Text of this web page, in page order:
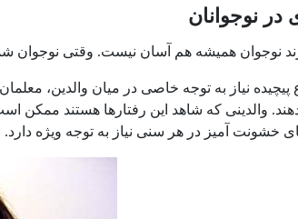
نوجوانان
نوجوان همیشه هم آسان نیست. وقتی نوجوان
پیچیده نیاز به توجه خاصی در میان والدین،
والدینی که شاهد این رفتارها هستند ممکن
خشونت آمیز در هر سنی نیاز به توجه ویژه